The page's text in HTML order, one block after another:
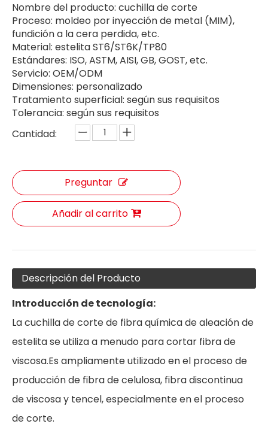
Nombre del producto: cuchilla de corte
Proceso: moldeo por inyección de metal (MIM),
fundición a la cera perdida, etc.
Material: estelita ST6/ST6K/TP80
Estándares: ISO, ASTM, AISI, GB, GOST, etc.
Servicio: OEM/ODM
Dimensiones: personalizado
Tratamiento superficial: según sus requisitos
Tolerancia: según sus requisitos
Cantidad:
Preguntar
Añadir al carrito
Descripción del Producto
Introducción de tecnología:
La cuchilla de corte de fibra química de aleación de
estelita se utiliza a menudo para cortar fibra de
viscosa.Es ampliamente utilizado en el proceso de
producción de fibra de celulosa, fibra discontinua
de viscosa y tencel, especialmente en el proceso
de corte.